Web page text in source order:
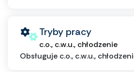
Tryby pracy
c.o., c.w.u., chłodzenie
Obsługuje c.o., c.w.u.,